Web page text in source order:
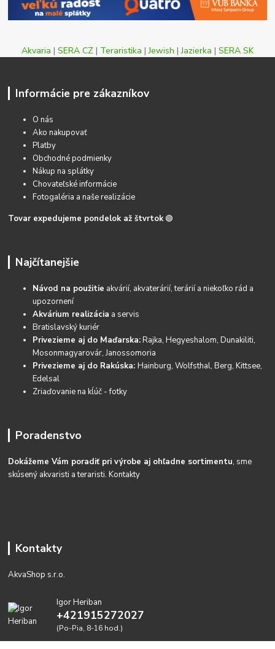
Akvaria | SERA CZ | Teraristika |Jewish |Jazierka | SERA SK
Informácie pre zákazníkov
O nás
Ako nakupovať
Platby
Obchodné podmienky
Nákup na splátky
Chovateľské informácie
Fotogaléria a naše realizácie
Tovar expedujeme pondelok až štvrtok 🟢
Najčítanejšie
Návod na použitie akvárií, akvaterárií, terárií a niekoľko rád a
upozornení
Akvárium realizácia a servis
Bratislavský kuriér
Privezieme aj do Maďarska:Rajka, Hegyeshalom, Dunakiliti,
Mosonmagyarovár, Janossomoria
Privezieme aj do Rakúska:Hainburg, Wolfsthal, Berg, Kittsee,
Edelsal
Zriaďovanie na kĺúč - fotky
Poradenstvo
Dokážeme Vám poradiť pri výrobe aj ohľadne sortimentu, sme
skúsený akvaristi a teraristi.Kontakty
Kontakty
AkvaShop s.r.o.
Igor Heriban
+421915272027
(Po-Pia, 8-16 hod.)